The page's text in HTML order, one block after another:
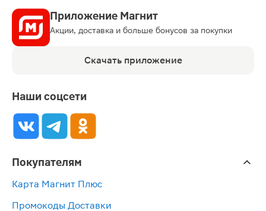
Приложение Магнит
Акции, доставка и больше бонусов за покупки
Скачать приложение
Наши соцсети
Покупателям
Карта Магнит Плюс
Промокоды Доставки